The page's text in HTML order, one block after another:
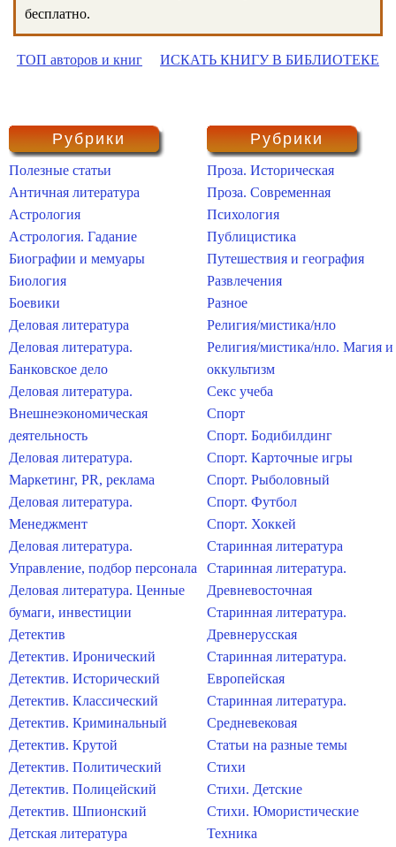
бесплатно.
ТОП авторов и книг ИСКАТЬ КНИГУ В БИБЛИОТЕКЕ
Рубрики
Полезные статьи
Античная литература
Астрология
Астрология. Гадание
Биографии и мемуары
Биология
Боевики
Деловая литература
Деловая литература.
Банковское дело
Деловая литература.
Внешнеэкономическая
деятельность
Деловая литература.
Маркетинг, PR, реклама
Деловая литература.
Менеджмент
Деловая литература.
Управление, подбор персонала
Деловая литература. Ценные
бумаги, инвестиции
Детектив
Детектив. Иронический
Детектив. Исторический
Детектив. Классический
Детектив. Криминальный
Детектив. Крутой
Детектив. Политический
Детектив. Полицейский
Детектив. Шпионский
Детская литература
Рубрики
Проза. Историческая
Проза. Современная
Психология
Публицистика
Путешествия и география
Развлечения
Разное
Религия/мистика/нло
Религия/мистика/нло. Магия и
оккультизм
Секс учеба
Спорт
Спорт. Бодибилдинг
Спорт. Карточные игры
Спорт. Рыболовный
Спорт. Футбол
Спорт. Хоккей
Старинная литература
Старинная литература.
Древневосточная
Старинная литература.
Древнерусская
Старинная литература.
Европейская
Старинная литература.
Средневековая
Статьи на разные темы
Стихи
Стихи. Детские
Стихи. Юмористические
Техника